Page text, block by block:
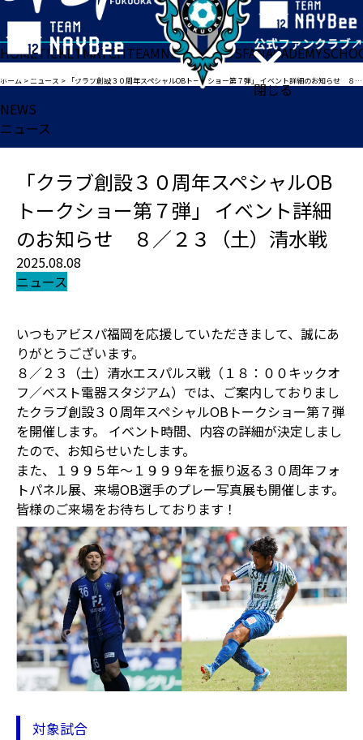
閉じる
HOMETICKETMATCHTEAMNEWSGOODSFANACADEMY
ホーム >ニュース > 「クラブ創設３０周年スペシャルOBトークショー第７弾」 イベント詳細のお知らせ ８／２３（土）清水戦
NEWS
ニュース
「クラブ創設３０周年スペシャルOB
トークショー第７弾」 イベント詳細
のお知らせ ８／２３（土）清水戦
2025.08.08
ニュース
いつもアビスパ福岡を応援していただきまして、誠にあ
りがとうございます。
８／２３（土）清水エスパルス戦（１８：００キックオ
フ／ベスト電器スタジアム）では、ご案内しておりまし
たクラブ創設３０周年スペシャルOBトークショー第７弾
を開催します。 イベント時間、内容の詳細が決定しまし
たので、お知らせいたします。
また、１９９５年～１９９９年を振り返る３０周年フォ
トパネル展、来場OB選手のプレー写真展も開催します。
皆様のご来場をお待ちしております！
対象試合